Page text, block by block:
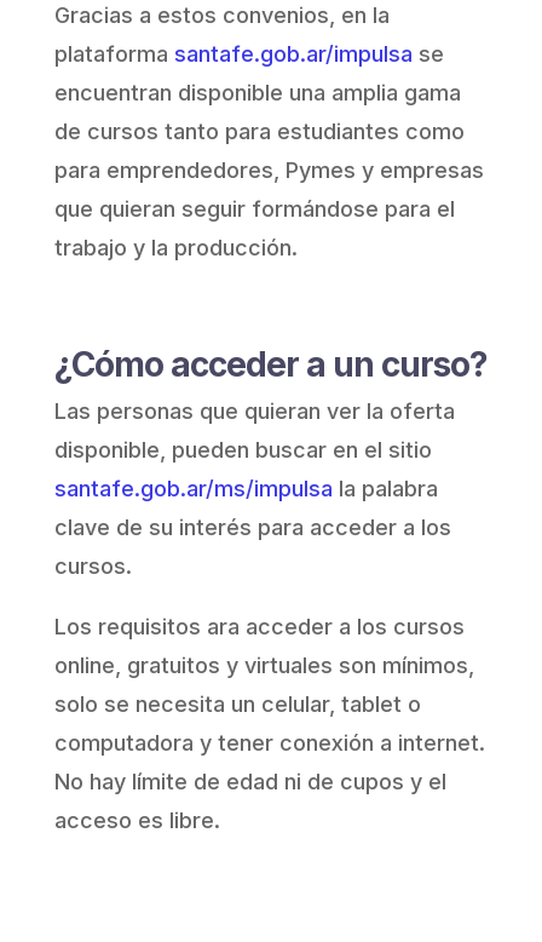
Gracias a estos convenios, en la
plataforma santafe.gob.ar/impulsa se
encuentran disponible una amplia gama
de cursos tanto para estudiantes como
para emprendedores, Pymes y empresas
que quieran seguir formándose para el
trabajo y la producción.
¿Cómo acceder a un curso?
Las personas que quieran ver la oferta
disponible, pueden buscar en el sitio
santafe.gob.ar/ms/impulsa la palabra
clave de su interés para acceder a los
cursos.
Los requisitos ara acceder a los cursos
online, gratuitos y virtuales son mínimos,
solo se necesita un celular, tablet o
computadora y tener conexión a internet.
No hay límite de edad ni de cupos y el
acceso es libre.